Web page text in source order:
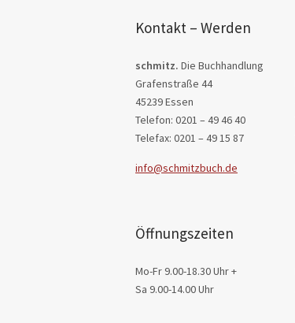
Kontakt – Werden
schmitz. Die Buchhandlung
Grafenstraße 44
45239 Essen
Telefon: 0201 – 49 46 40
Telefax: 0201 – 49 15 87
info@schmitzbuch.de
Öffnungszeiten
Mo-Fr 9.00-18.30 Uhr +
Sa 9.00-14.00 Uhr